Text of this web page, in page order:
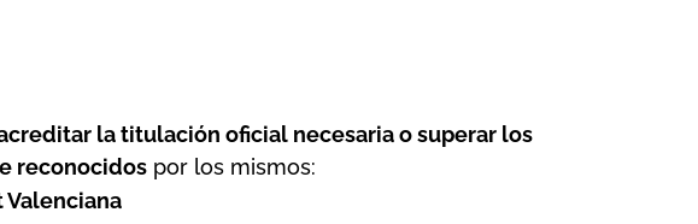
la titulación oficial necesaria o superar los
reconocidos por los mismos:
Valenciana